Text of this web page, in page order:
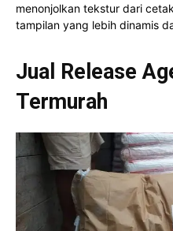
menonjolkan tekstur dari
tampilan yang lebih dinamis
Jual Release
Termurah